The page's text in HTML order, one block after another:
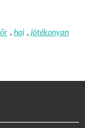
, haj , jótékonyan